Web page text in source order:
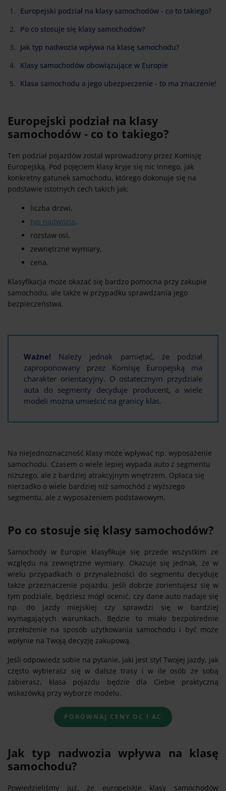
Europejski podział na klasy samochodów - co to takiego?
Po co stosuje się klasy samochodów?
Jak typ nadwozia wpływa na klasę samochodu?
Klasy samochodów obowiązujące w Europie
Klasa samochodu a jego ubezpieczenie - to ma znaczenie!
Europejski podział na klasy
samochodów - co to takiego?
Ten podział pojazdów został wprowadzony przez Komisję
Europejską. Pod pojęciem klasy kryje się nic innego, jak
konkretny gatunek samochodu, którego dokonuje się na
podstawie istotnych cech takich jak:
liczba drzwi,
typ nadwozia,
rozstaw osi,
zewnętrzne wymiary,
cena.
Klasyfikacja może okazać się bardzo pomocna przy zakupie
samochodu, ale także w przypadku sprawdzania jego
bezpieczeństwa.
Ważne! Należy jednak pamiętać, że podział
zaproponowany przez Komisję Europejską ma
charakter orientacyjny. O ostatecznym przydziale
auta do segmenty decyduje producent, a wiele
modeli można umieścić na granicy klas.
Na niejednoznaczność klasy może wpływać np. wyposażenie
samochodu. Czasem o wiele lepiej wypada auto z segmentu
niższego, ale z bardziej atrakcyjnym wnętrzem. Opłaca się
nierzadko o wiele bardziej niż samochód z wyższego
segmentu, ale z wyposażeniem podstawowym.
Po co stosuje się klasy samochodów?
Samochody w Europie klasyfikuje się przede wszystkim ze
względu na zewnętrzne wymiary. Okazuje się jednak, że w
wielu przypadkach o przynależności do segmentu decyduje
także przeznaczenie pojazdu. Jeśli dobrze zorientujesz się w
tym podziale, będziesz mógł ocenić, czy dane auto nadaje się
np. do jazdy miejskiej czy sprawdzi się w bardziej
wymagających warunkach. Będzie to miało bezpośrednie
przełożenie na sposób użytkowania samochodu i być może
wpłynie na Twoją decyzję zakupową.
Jeśli odpowiedz sobie na pytanie, jaki jest styl Twojej jazdy, jak
często wybierasz się w dalsze trasy i w ile osób ze sobą
zabierasz, klasa pojazdu będzie dla Ciebie praktyczną
wskazówką przy wyborze modelu.
PORÓWNAJ CENY OC I AC
Jak typ nadwozia wpływa na klasę
samochodu?
Powiedzieliśmy już, że europejskie klasy samochodów